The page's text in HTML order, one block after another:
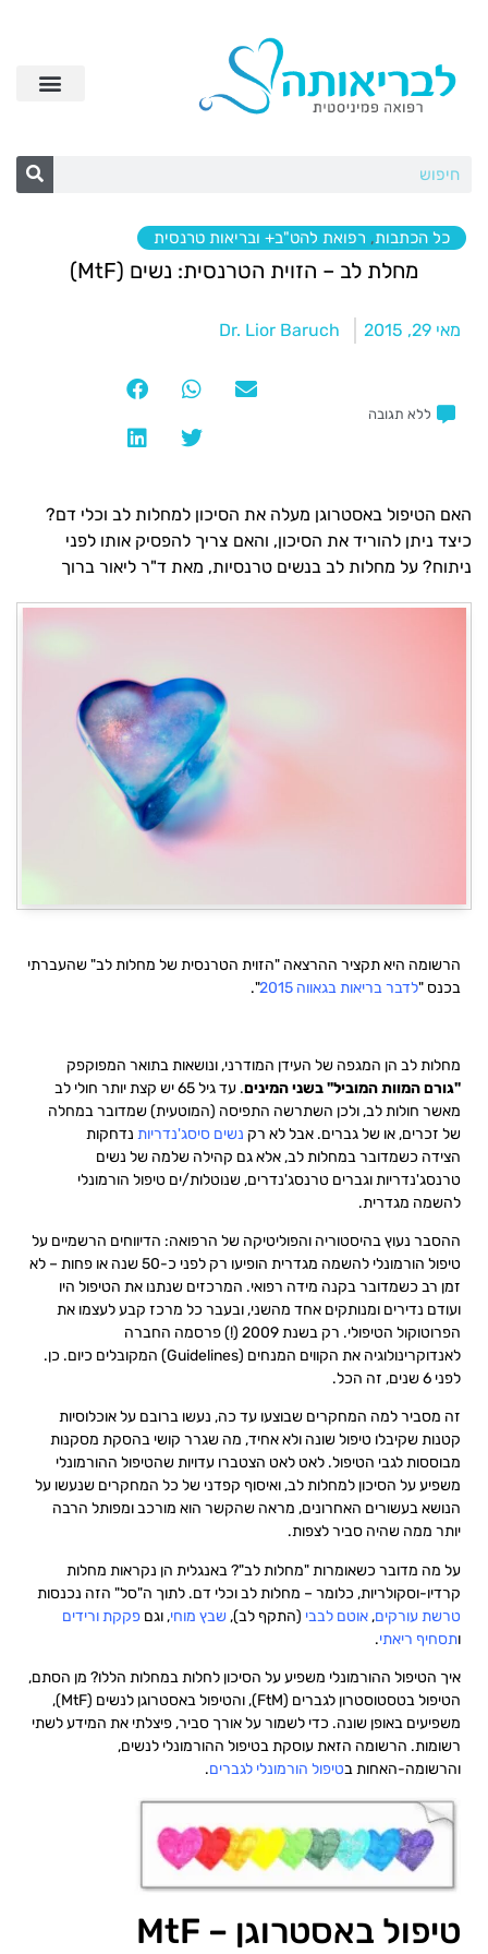
כל הכתבות, רפואת להט"ב+ ובריאות טרנסית
מחלת לב – הזוית הטרנסית: נשים (MtF)
מאי 29, 2015 Dr. Lior Baruch
ללא תגובה
האם הטיפול באסטרוגן מעלה את הסיכון למחלות לב וכלי דם?
כיצד ניתן להוריד את הסיכון, והאם צריך להפסיק אותו לפני
ניתוח? על מחלות לב בנשים טרנסיות, מאת ד"ר ליאור ברוך
הרשומה היא תקציר ההרצאה "הזוית הטרנסית של מחלות לב" שהעברתי
בכנס "לדבר בריאות בגאווה 2015 ".
מחלות לב הן המגפה של העידן המודרני, ונושאות בתואר המפוקפק
"גורם המוות המוביל" בשני המינים
. עד גיל 65 יש קצת יותר חולי לב
מאשר חולות לב, ולכן השתרשה התפיסה (המוטעית) שמדובר במחלה
של זכרים, או של גברים. אבל לא רק נשים סיסג'נדריות נדחקות
הצידה כשמדובר במחלות לב, אלא גם קהילה שלמה של נשים
טרנסג'נדריות וגברים טרנסג'נדרים, שנוטלות/ים טיפול הורמונלי
להשמה מגדרית.
ההסבר נעוץ בהיסטוריה והפוליטיקה של הרפואה: הדיווחים הרשמיים על
טיפול הורמונלי להשמה מגדרית הופיעו רק לפני כ-50 שנה או פחות – לא
זמן רב כשמדובר בקנה מידה רפואי. המרכזים שנתנו את הטיפול היו
ועודם נדירים ומנותקים אחד מהשני, ובעבר כל מרכז קבע לעצמו את
הפרוטוקול הטיפולי. רק בשנת 2009 (!) פרסמה החברה
לאנדוקרינולוגיה את הקווים המנחים (Guidelines) המקובלים כיום. כן.
לפני 6 שנים, זה הכל.
זה מסביר למה המחקרים שבוצעו עד כה, נעשו ברובם על אוכלוסיות
קטנות שקיבלו טיפול שונה ולא אחיד, מה שגרר קושי בהסקת מסקנות
מבוססות לגבי הטיפול. לאט לאט הצטברו עדויות שהטיפול ההורמונלי
משפיע על הסיכון למחלות לב, ואיסוף קפדני של כל המחקרים שנעשו על
הנושא בעשורים האחרונים, מראה שהקשר הוא מורכב ומפותל הרבה
יותר ממה שהיה סביר לצפות.
על מה מדובר כשאומרות "מחלות לב"? באנגלית הן נקראות מחלות
קרדיו-וסקולריות, כלומר – מחלות לב וכלי דם. לתוך ה"סל" הזה נכנסות
טרשת עורקים, אוטם לבבי (התקף לב), שבץ מוחי, וגם פקקת ורידים
ותסחיף ריאתי.
איך הטיפול ההורמונלי משפיע על הסיכון לחלות במחלות הללו? מן הסתם,
הטיפול בטסטוסטרון לגברים (FtM), והטיפול באסטרוגן לנשים (MtF),
משפיעים באופן שונה. כדי לשמור על אורך סביר, פיצלתי את המידע לשתי
רשומות. הרשומה הזאת עוסקת בטיפול ההורמונלי לנשים,
והרשומה-האחות בטיפול הורמונלי לגברים.
טיפול באסטרוגן – MtF